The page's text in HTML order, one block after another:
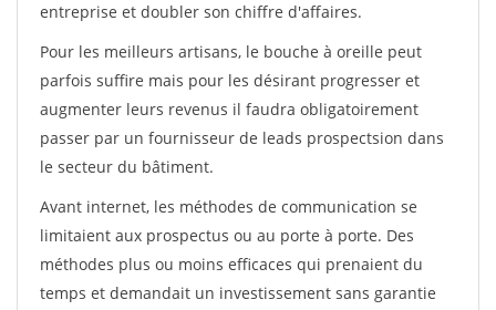
entreprise et doubler son chiffre d'affaires.
Pour les meilleurs artisans, le bouche à oreille peut
parfois suffire mais pour les désirant progresser et
augmenter leurs revenus il faudra obligatoirement
passer par un fournisseur de leads prospectsion dans
le secteur du bâtiment.
Avant internet, les méthodes de communication se
limitaient aux prospectus ou au porte à porte. Des
méthodes plus ou moins efficaces qui prenaient du
temps et demandait un investissement sans garantie